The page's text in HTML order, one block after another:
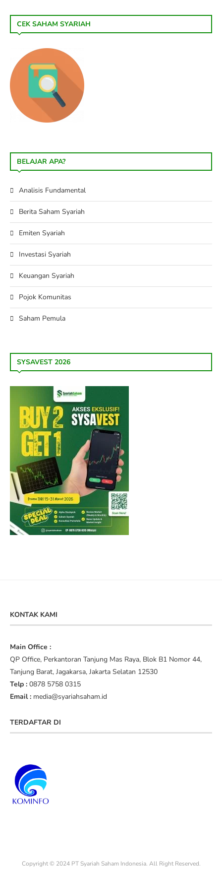
CEK SAHAM SYARIAH
BELAJAR APA?
Analisis Fundamental
Berita Saham Syariah
Emiten Syariah
Investasi Syariah
Keuangan Syariah
Pojok Komunitas
Saham Pemula
SYSAVEST 2026
KONTAK KAMI
Main Office :
QP Office, Perkantoran Tanjung Mas Raya, Blok B1 Nomor 44,
Tanjung Barat, Jagakarsa, Jakarta Selatan 12530
Telp : 0878 5758 0315
Email : media@syariahsaham.id
TERDAFTAR DI
Copyright © 2024 PT Syariah Saham Indonesia. All Right Reserved.